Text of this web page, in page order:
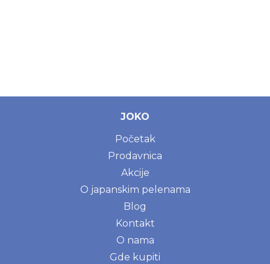
JOKO
Početak
Prodavnica
Akcije
O japanskim pelenama
Blog
Kontakt
O nama
Gde kupiti